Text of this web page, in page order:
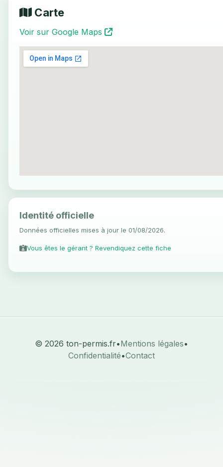
Carte
Voir sur Google Maps
Identité officielle
Données officielles mises à jour le 01/08/2026.
Vous êtes le gérant ? Revendiquez cette fiche
© 2026 ton-permis.fr•Mentions légales•
Confidentialité•Contact